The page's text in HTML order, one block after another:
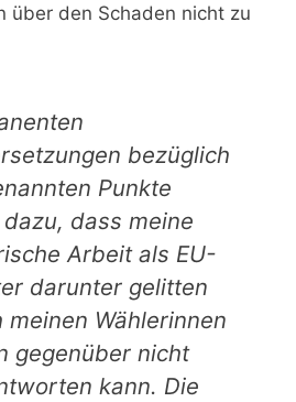
über den Schaden nicht zu
bezüglich
Punkte
dass meine
Arbeit als EU-
darunter gelitten
Wählerinnen
gegenüber nicht
kann. Die